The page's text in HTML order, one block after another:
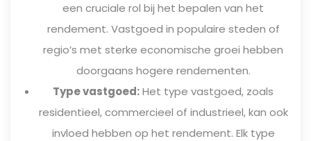
een cruciale rol bij het bepalen van het
rendement. Vastgoed in populaire steden of
regio’s met sterke economische groei hebben
doorgaans hogere rendementen.
Type vastgoed:Het type vastgoed, zoals
residentieel, commercieel of industrieel, kan ook
invloed hebben op het rendement. Elk type